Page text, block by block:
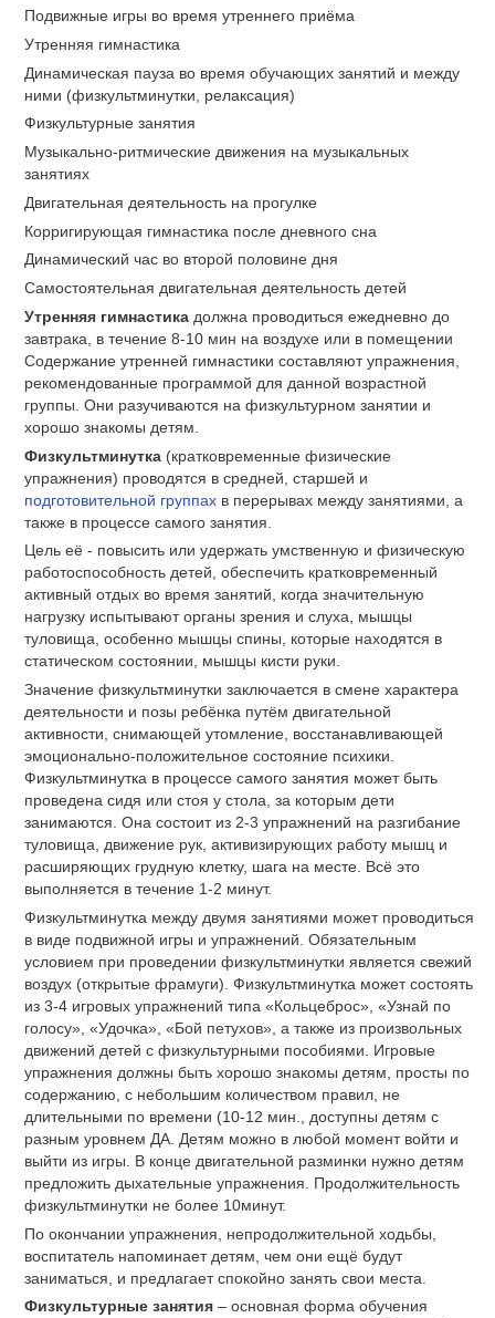
Подвижные игры во время утреннего приёма
Утренняя гимнастика
Динамическая пауза во время обучающих занятий и между
ними (физкультминутки, релаксация)
Физкультурные занятия
Музыкально-ритмические движения на музыкальных
занятиях
Двигательная деятельность на прогулке
Корригирующая гимнастика после дневного сна
Динамический час во второй половине дня
Самостоятельная двигательная деятельность детей
Утренняя гимнастика должна проводиться ежедневно до
завтрака, в течение 8-10 мин на воздухе или в помещении
Содержание утренней гимнастики составляют упражнения,
рекомендованные программой для данной возрастной
группы. Они разучиваются на физкультурном занятии и
хорошо знакомы детям.
Физкультминутка (кратковременные физические
упражнения) проводятся в средней, старшей и
подготовительной группах в перерывах между занятиями, а
также в процессе самого занятия.
Цель её - повысить или удержать умственную и физическую
работоспособность детей, обеспечить кратковременный
активный отдых во время занятий, когда значительную
нагрузку испытывают органы зрения и слуха, мышцы
туловища, особенно мышцы спины, которые находятся в
статическом состоянии, мышцы кисти руки.
Значение физкультминутки заключается в смене характера
деятельности и позы ребёнка путём двигательной
активности, снимающей утомление, восстанавливающей
эмоционально-положительное состояние психики.
Физкультминутка в процессе самого занятия может быть
проведена сидя или стоя у стола, за которым дети
занимаются. Она состоит из 2-3 упражнений на разгибание
туловища, движение рук, активизирующих работу мышц и
расширяющих грудную клетку, шага на месте. Всё это
выполняется в течение 1-2 минут.
Физкультминутка между двумя занятиями может проводиться
в виде подвижной игры и упражнений. Обязательным
условием при проведении физкультминутки является свежий
воздух (открытые фрамуги). Физкультминутка может состоять
из 3-4 игровых упражнений типа «Кольцеброс», «Узнай по
голосу», «Удочка», «Бой петухов», а также из произвольных
движений детей с физкультурными пособиями. Игровые
упражнения должны быть хорошо знакомы детям, просты по
содержанию, с небольшим количеством правил, не
длительными по времени (10-12 мин., доступны детям с
разным уровнем ДА. Детям можно в любой момент войти и
выйти из игры. В конце двигательной разминки нужно детям
предложить дыхательные упражнения. Продолжительность
физкультминутки не более 10минут.
По окончании упражнения, непродолжительной ходьбы,
воспитатель напоминает детям, чем они ещё будут
заниматься, и предлагает спокойно занять свои места.
Физкультурные занятия – основная форма обучения